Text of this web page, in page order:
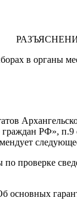
в органы
РФ»,
проверке